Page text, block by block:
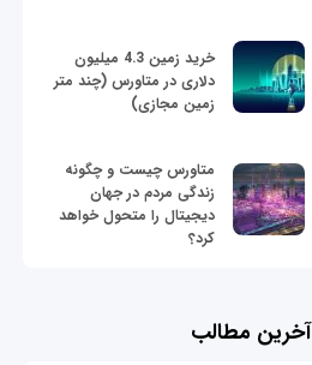
خرید زمین 4.3 میلیون
دلاری در متاورس (چند متر
زمین مجازی)
متاورس چیست و چگونه
زندگی مردم در جهان
دیجیتال را متحول خواهد
کرد؟
آخرین مطالب